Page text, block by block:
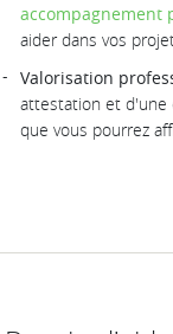
accompagnement
aider dans vos
Valorisation
attestation et d'une
que vous pourrez